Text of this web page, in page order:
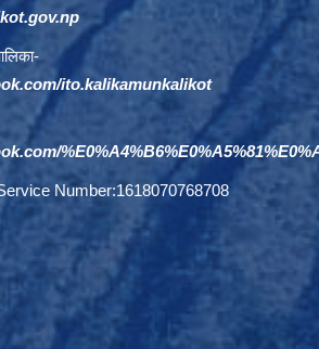
ito.kalikamunkalikot
Number:1618070768708